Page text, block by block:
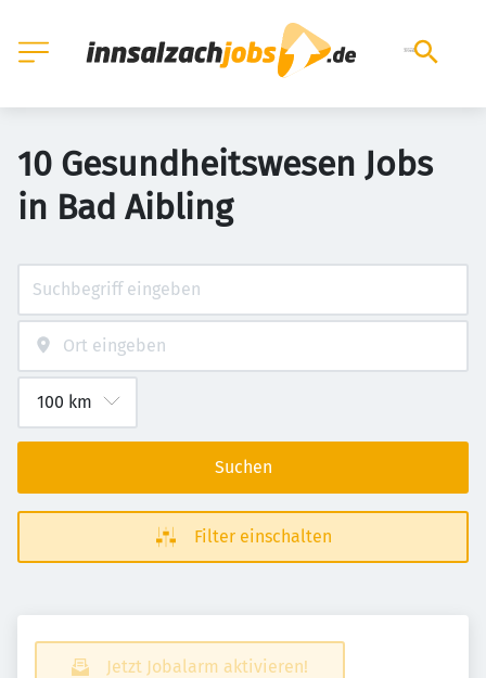
10 Gesundheitswesen Jobs
in Bad Aibling
Suchen
Filter einschalten
Jetzt Jobalarm aktivieren!